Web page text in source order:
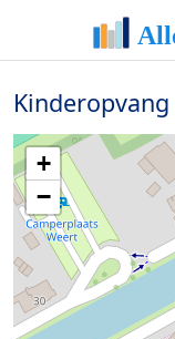
Kinderopvang
+
−